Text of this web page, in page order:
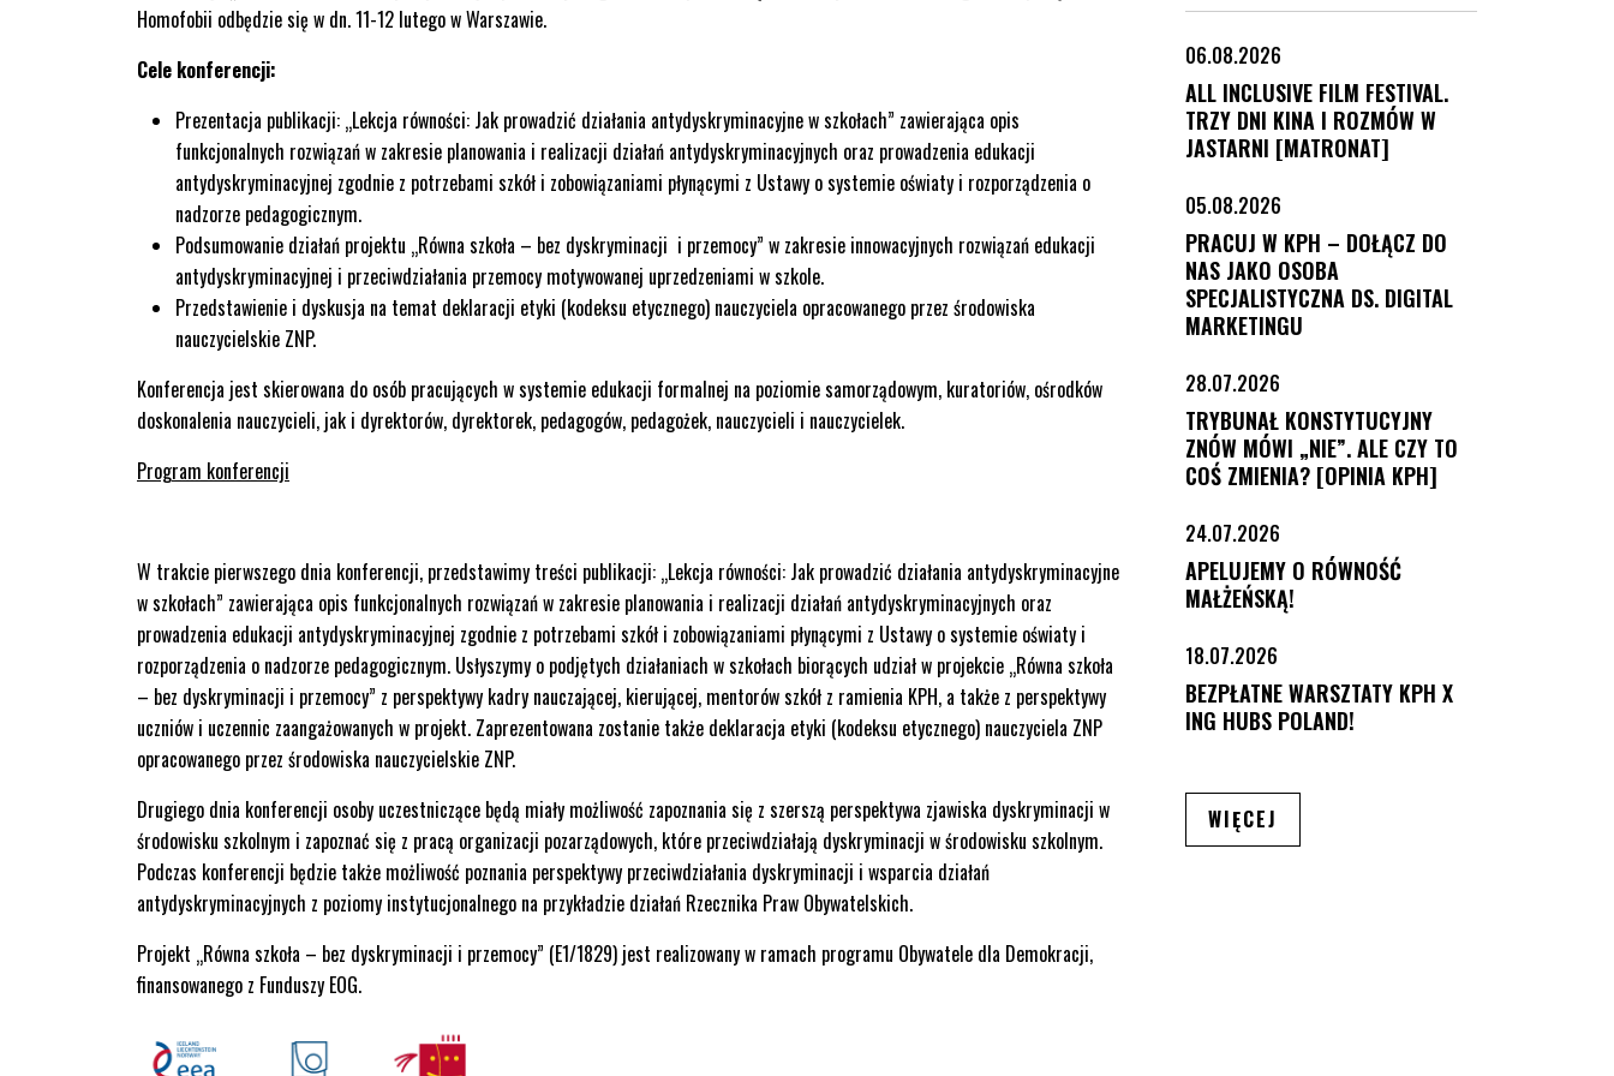
Homofobii odbędzie się w dn. 11-12 lutego w Warszawie.
Cele konferencji:
Prezentacja publikacji: „Lekcja równości: Jak prowadzić działania antydyskryminacyjne w szkołach” zawierająca opis
funkcjonalnych rozwiązań w zakresie planowania i realizacji działań antydyskryminacyjnych oraz prowadzenia edukacji
antydyskryminacyjnej zgodnie z potrzebami szkół i zobowiązaniami płynącymi z Ustawy o systemie oświaty i rozporządzenia o
nadzorze pedagogicznym.
Podsumowanie działań projektu „Równa szkoła – bez dyskryminacji i przemocy” w zakresie innowacyjnych rozwiązań edukacji
antydyskryminacyjnej i przeciwdziałania przemocy motywowanej uprzedzeniami w szkole.
Przedstawienie i dyskusja na temat deklaracji etyki (kodeksu etycznego) nauczyciela opracowanego przez środowiska
nauczycielskie ZNP.
Konferencja jest skierowana do osób pracujących w systemie edukacji formalnej na poziomie samorządowym, kuratoriów, ośrodków
doskonalenia nauczycieli, jak i dyrektorów, dyrektorek, pedagogów, pedagożek, nauczycieli i nauczycielek.
Program konferencji
W trakcie pierwszego dnia konferencji, przedstawimy treści publikacji: „Lekcja równości: Jak prowadzić działania antydyskryminacyjne
w szkołach” zawierająca opis funkcjonalnych rozwiązań w zakresie planowania i realizacji działań antydyskryminacyjnych oraz
prowadzenia edukacji antydyskryminacyjnej zgodnie z potrzebami szkół i zobowiązaniami płynącymi z Ustawy o systemie oświaty i
rozporządzenia o nadzorze pedagogicznym. Usłyszymy o podjętych działaniach w szkołach biorących udział w projekcie „Równa szkoła
– bez dyskryminacji i przemocy” z perspektywy kadry nauczającej, kierującej, mentorów szkół z ramienia KPH, a także z perspektywy
uczniów i uczennic zaangażowanych w projekt. Zaprezentowana zostanie także deklaracja etyki (kodeksu etycznego) nauczyciela ZNP
opracowanego przez środowiska nauczycielskie ZNP.
Drugiego dnia konferencji osoby uczestniczące będą miały możliwość zapoznania się z szerszą perspektywa zjawiska dyskryminacji w
środowisku szkolnym i zapoznać się z pracą organizacji pozarządowych, które przeciwdziałają dyskryminacji w środowisku szkolnym.
Podczas konferencji będzie także możliwość poznania perspektywy przeciwdziałania dyskryminacji i wsparcia działań
antydyskryminacyjnych z poziomy instytucjonalnego na przykładzie działań Rzecznika Praw Obywatelskich.
Projekt „Równa szkoła – bez dyskryminacji i przemocy” (E1/1829) jest realizowany w ramach programu Obywatele dla Demokracji,
finansowanego z Funduszy EOG.
06.08.2026
ALL INCLUSIVE FILM FESTIVAL.
TRZY DNI KINA I ROZMÓW W
JASTARNI [MATRONAT]
05.08.2026
PRACUJ W KPH – DOŁĄCZ DO
NAS JAKO OSOBA
SPECJALISTYCZNA DS. DIGITAL
MARKETINGU
28.07.2026
TRYBUNAŁ KONSTYTUCYJNY
ZNÓW MÓWI „NIE”. ALE CZY TO
COŚ ZMIENIA? [OPINIA KPH]
24.07.2026
APELUJEMY O RÓWNOŚĆ
MAŁŻEŃSKĄ!
18.07.2026
BEZPŁATNE WARSZTATY KPH X
ING HUBS POLAND!
WIĘCEJ